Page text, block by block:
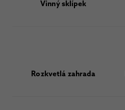
Vinný sklípek
Rozkvetlá zahrada